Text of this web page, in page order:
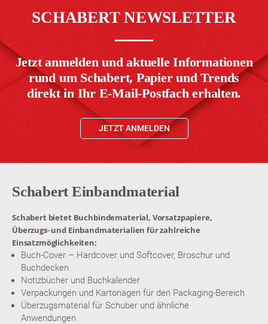
SCHABERT NEWSLETTER
Jetzt anmelden und aktuelle Informationen
rund um Schabert, Papier und Trends
direkt in Ihr E-Mail-Postfach erhalten.
JETZT ANMELDEN
Schabert Einbandmaterial
Schabert bietet Buchbindematerial, Vorsatzpapiere,
Überzugs- und Einbandmaterialien für zahlreiche
Einsatzmöglichkeiten:
Buch-Cover – Hardcover und Softcover, Broschur und
Buchdecken
Notizbücher und Buchkalender
Verpackungen und Kartonagen für den Packaging-Bereich
Überzugsmaterial für Schuber und ähnliche
Anwendungen